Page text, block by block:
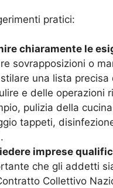
pratici:
chiaramente le
sovrapposizioni o
una lista precisa
e delle operazioni
pulizia della
tappeti,
imprese
che gli addetti
Collettivo